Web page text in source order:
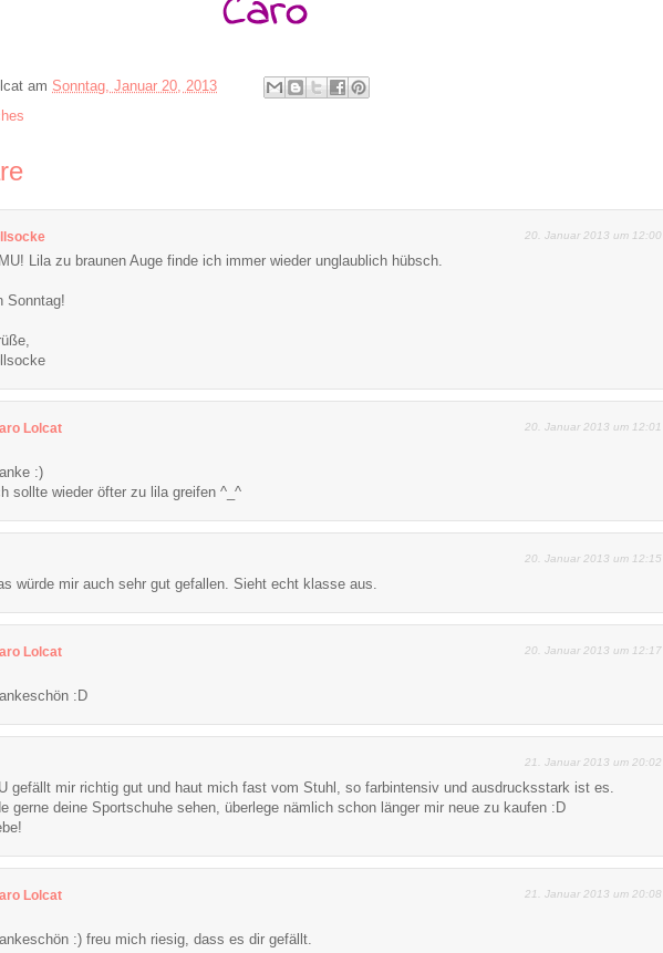
am Sonntag, Januar 20, 2013
20. Januar 2013 um 12:00
Lila zu braunen Auge finde ich immer wieder unglaublich hübsch.
Sonntag!
Lolcat 20. Januar 2013 um 12:01
:)
sollte wieder öfter zu lila greifen ^_^
20. Januar 2013 um 12:15
würde mir auch sehr gut gefallen. Sieht echt klasse aus.
Lolcat 20. Januar 2013 um 12:17
:D
21. Januar 2013 um 20:02
gefällt mir richtig gut und haut mich fast vom Stuhl, so farbintensiv und ausdrucksstark ist es.
gerne deine Sportschuhe sehen, überlege nämlich schon länger mir neue zu kaufen :D
Lolcat 21. Januar 2013 um 20:08
:) freu mich riesig, dass es dir gefällt.